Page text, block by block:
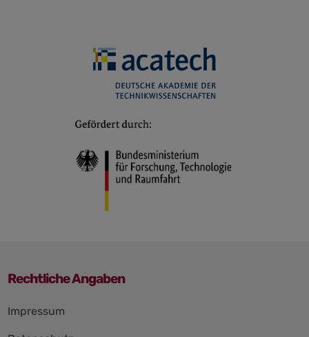
Rechtliche Angaben
überspringen
Impressum